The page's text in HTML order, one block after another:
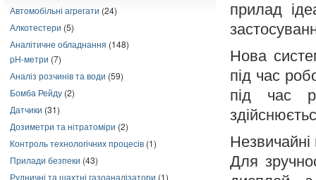
Автомобільні агрегати (24)
Алкотестери (5)
Аналітичне обладнання (148)
pH-метри (7)
Аналіз розчинів та води (59)
Бомба Рейду (2)
Датчики (31)
Дозиметри та нітратоміри (2)
Контроль технологічних процесів (1)
Прилади безпеки (43)
Рудничні та шахтні газоаналізатори (1)
прилад
Нова
під час
під час
Для